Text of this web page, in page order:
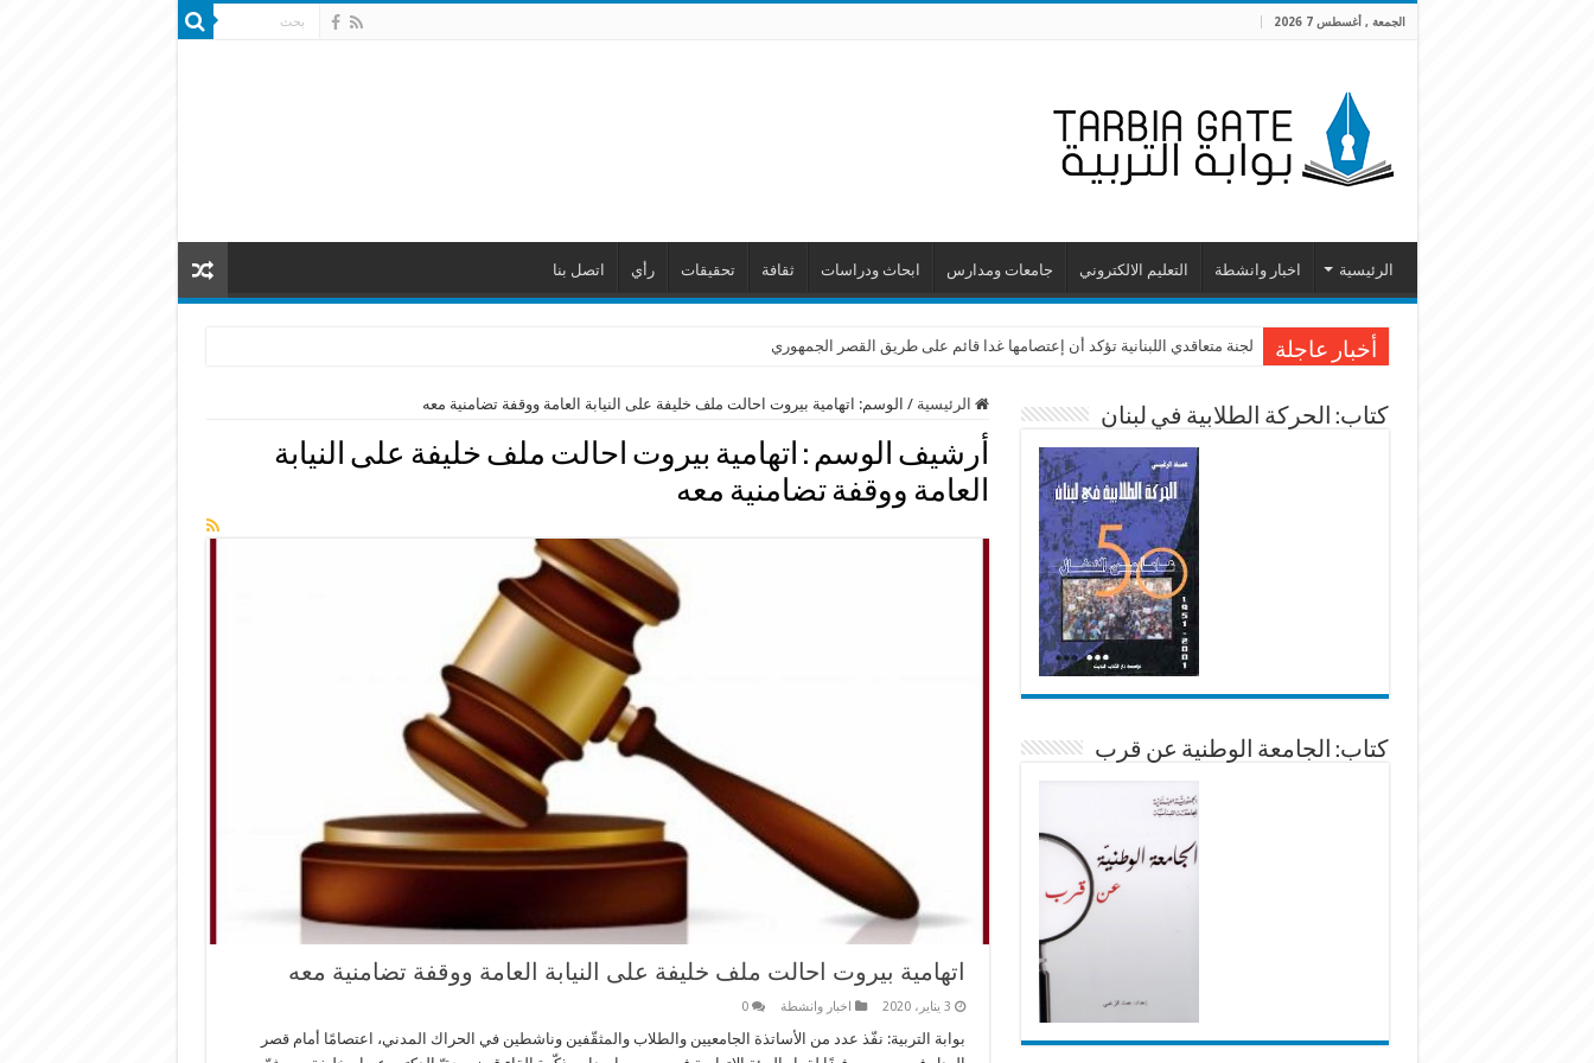
الجمعة , أغسطس 7 2026
الرئيسية اخبار وانشطة التعليم الالكتروني جامعات ومدارس ابحاث ودراسات ثقافة تحقيقات رأي اتصل بنا
أخبار عاجلة لجنة متعاقدي اللبنانية تؤكد أن إعتصامها غدا قائم على طريق القصر الجمهوري
الرئيسية / الوسم: اتهامية بيروت احالت ملف خليفة على النيابة العامة ووقفة تضامنية معه
أرشيف الوسم : اتهامية بيروت احالت ملف خليفة على النيابة
العامة ووقفة تضامنية معه
اتهامية بيروت احالت ملف خليفة على النيابة العامة ووقفة تضامنية معه
3 يناير، 2020 اخبار وانشطة 0
بوابة التربية: نفّذ عدد من الأساتذة الجامعيين والطلاب والمثقّفين وناشطين في ​الحراك المدني​، اعتصامًا أمام ​قصر
كتاب: الحركة الطلابية في لبنان
كتاب: الجامعة الوطنية عن قرب